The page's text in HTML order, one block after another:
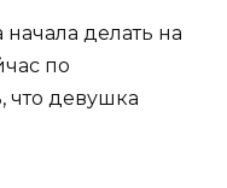
делать на
по
что девушка